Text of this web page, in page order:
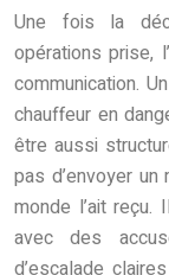
Une fois la
opérations prise,
communication.
chauffeur en
être aussi
pas d’envoyer
monde l’ait reçu.
avec des
d’escalade